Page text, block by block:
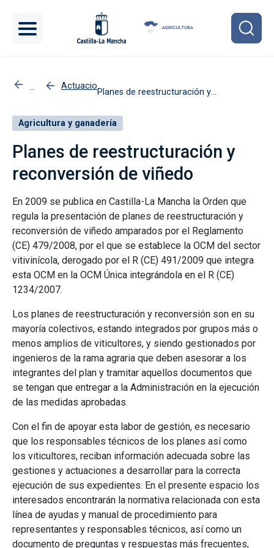
Actuaciones
Planes de reestructuración y
Agricultura y ganadería
Planes de reestructuración y
reconversión de viñedo
En 2009 se publica en Castilla-La Mancha la Orden que
regula la presentación de planes de reestructuración y
reconversión de viñedo amparados por el Reglamento
(CE) 479/2008, por el que se establece la OCM del sector
vitivinícola, derogado por el R (CE) 491/2009 que integra
esta OCM en la OCM Única integrándola en el R (CE)
1234/2007.
Los planes de reestructuración y reconversión son en su
mayoría colectivos, estando integrados por grupos más o
menos amplios de viticultores, y siendo gestionados por
ingenieros de la rama agraria que deben asesorar a los
integrantes del plan y tramitar aquellos documentos que
se tengan que entregar a la Administración en la ejecución
de las medidas aprobadas.
Con el fin de apoyar esta labor de gestión, es necesario
que los responsables técnicos de los planes así como
los viticultores, reciban información adecuada sobre las
gestiones y actuaciones a desarrollar para la correcta
ejecución de sus expedientes. En el presente espacio los
interesados encontrarán la normativa relacionada con esta
línea de ayudas y manual de procedimiento para
representantes y responsables técnicos, así como un
documento de preguntas y respuestas más frecuentes,